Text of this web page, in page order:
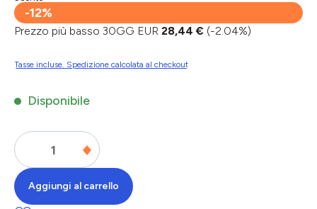
-12%
Prezzo più basso 30GG EUR 28,44 € (-2.04%)
Tasse incluse. Spedizione calcolata al checkout
Disponibile
Aggiungi al carrello